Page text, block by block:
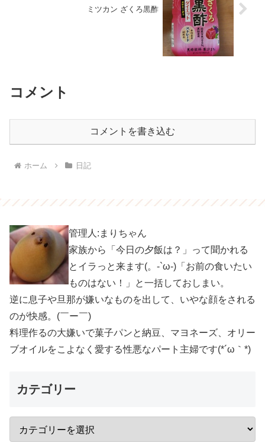
ミツカン ざくろ黒酢
コメント
コメントを書き込む
ホーム 日記
管理人:まりちゃん
家族から「今日の夕飯は？」って聞かれる
とイラっと来ます(。-`ω-)「お前の食いたい
ものはない！」と一括しておしまい。
逆に息子や旦那が嫌いなものを出して、いやな顔をされる
のが快感。(￣ー￣)
料理作るの大嫌いで菓子パンと納豆、マヨネーズ、オリー
ブオイルをこよなく愛する性悪なパート主婦です(*´ω｀*)
カテゴリー